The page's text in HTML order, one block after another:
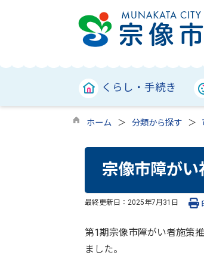
くらし・手続き
ホーム 分類から探す
宗像市障が
最終更新日： 2025年7月31日
第1期宗像市障がい者施策
ました。